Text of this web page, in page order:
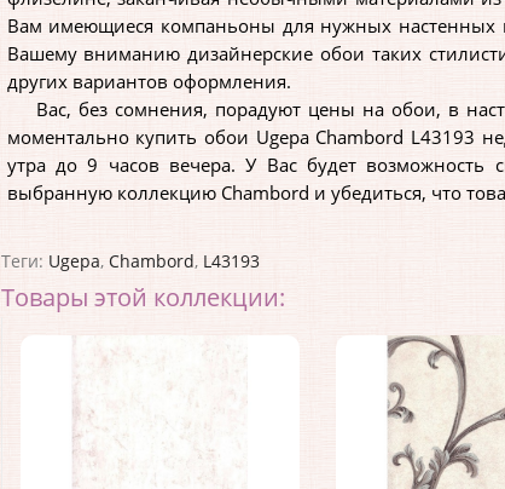
Вам имеющиеся компаньоны для нужных настенных
Вашему вниманию дизайнерские обои таких
других вариантов оформления.
Вас, без сомнения, порадуют цены на обои, в
моментально купить обои Ugepa Chambord L43193
утра до 9 часов вечера. У Вас будет возможность
выбранную коллекцию Chambord и убедиться, что
Теги: Ugepa, Chambord, L43193
Товары этой коллекции: